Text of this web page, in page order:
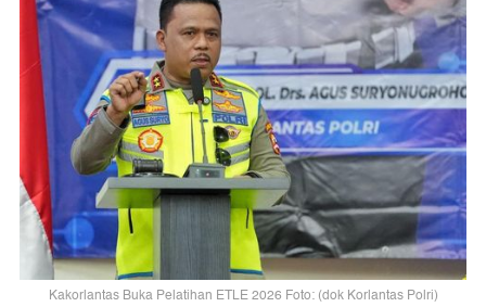
Kakorlantas Buka Pelatihan ETLE 2026 Foto: (dok Korlantas Polri)